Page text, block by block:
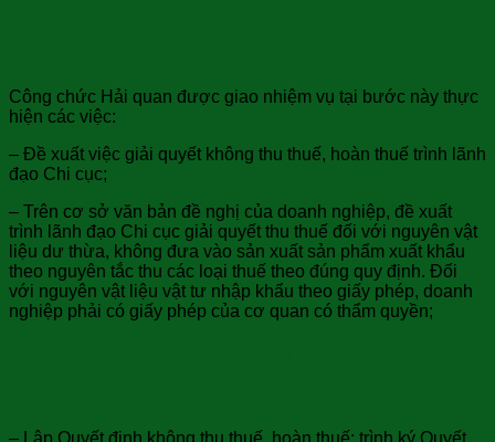
Công chức Hải quan được giao nhiệm vụ tại bước này thực
hiện các việc:
– Đề xuất việc giải quyết không thu thuế, hoàn thuế trình lãnh
đạo Chi cục;
– Trên cơ sở văn bản đề nghị của doanh nghiệp, đề xuất
trình lãnh đạo Chi cục giải quyết thu thuế đối với nguyên vật
liệu dư thừa, không đưa vào sản xuất sản phẩm xuất khẩu
theo nguyên tắc thu các loại thuế theo đúng quy định. Đối
với nguyên vật liệu vật tư nhập khẩu theo giấy phép, doanh
nghiệp phải có giấy phép của cơ quan có thẩm quyền;
– Lập Quyết định không thu thuế, hoàn thuế; trình ký Quyết